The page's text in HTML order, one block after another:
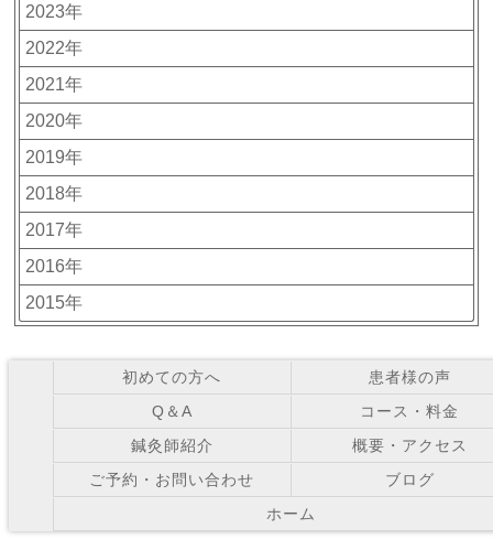
2023年
2022年
2021年
2020年
2019年
2018年
2017年
2016年
2015年
初めての方へ
患者様の声
Q＆A
コース・料金
鍼灸師紹介
概要・アクセス
ご予約・お問い合わせ
ブログ
ホーム